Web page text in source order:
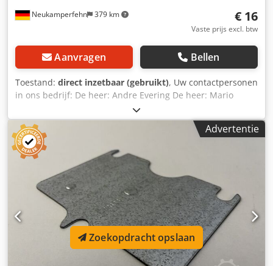
Neukamperfehn 379 km € 16
Vaste prijs excl. btw
Aanvragen Bellen
Toestand: direct inzetbaar (gebruikt), Uw contactpersonen
in ons bedrijf: De heer: Andre Evering De heer: Mario
Klöver De heer: Falk Deutsch De heer: Simon Blank
Dwedpfx Aogfbytoagoa Wij bieden u hier een tweedehands
CS Sigma-profiel te koop aan. De aangegeven prijs verwijst
naar een prijs per stuk. Inbegrepen in de levering is: 01x
CS Sigma profiel, gebruikt materiaalkleur: crèmewit
profiellengte: ca. 2.000 mm CS profiel dim.: ca. 150 x 50 x
15 mm materiaaldikte: ca. 2,25 mm gewicht / stuks: ca.
10.000 kg De CS Sigma profielen kunnen gebogen zijn of
lichte beschadigingen of roest vertonen. lichte schade of
roest. Onze diensten in een oogopslag: (prijzen op
aanvraag) Montage, montage onze algemene
montagevoorwaarden moeten worden nageleefd
Rekinspectie Rekcontrole volgens DIN EN 15635 uitgevoerd
Advertentie
Zoekopdracht opslaan